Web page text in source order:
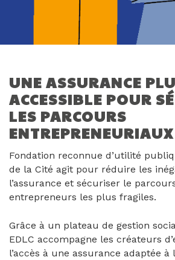
UNE ASSURANCE
ACCESSIBLE POUR
LES PARCOURS
ENTREPRENEURIAUX
Fondation reconnue d’utilité
de la Cité agit pour réduire les
l’assurance et sécuriser le
entrepreneurs les plus fragiles.
Grâce à un plateau de gestion
EDLC accompagne les créateurs
l’accès à une assurance adaptée